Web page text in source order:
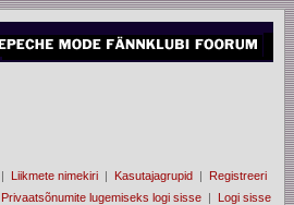
| Liikmete nimekiri | Kasutajagrupid | Registreeri
Privaatsõnumite lugemiseks logi sisse | Logi sisse